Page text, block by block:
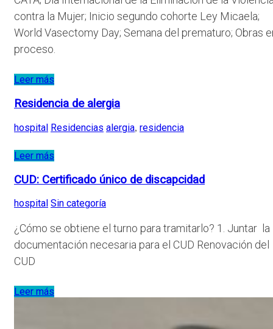
contra la Mujer; Inicio segundo cohorte Ley Micaela;
World Vasectomy Day; Semana del prematuro; Obras
proceso.
Leer más
Residencia de alergia
hospital Residencias alergia, residencia
Leer más
CUD: Certificado único de discapcidad
hospital Sin categoría
¿Cómo se obtiene el turno para tramitarlo? 1. Juntar la
documentación necesaria para el CUD Renovación del
CUD
Leer más